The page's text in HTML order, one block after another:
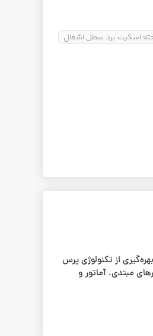
اسکیت برد سطل اشغال
خارجی و بهره‌گیری از تکنولوژی پرس
مبتدی، آماتور و